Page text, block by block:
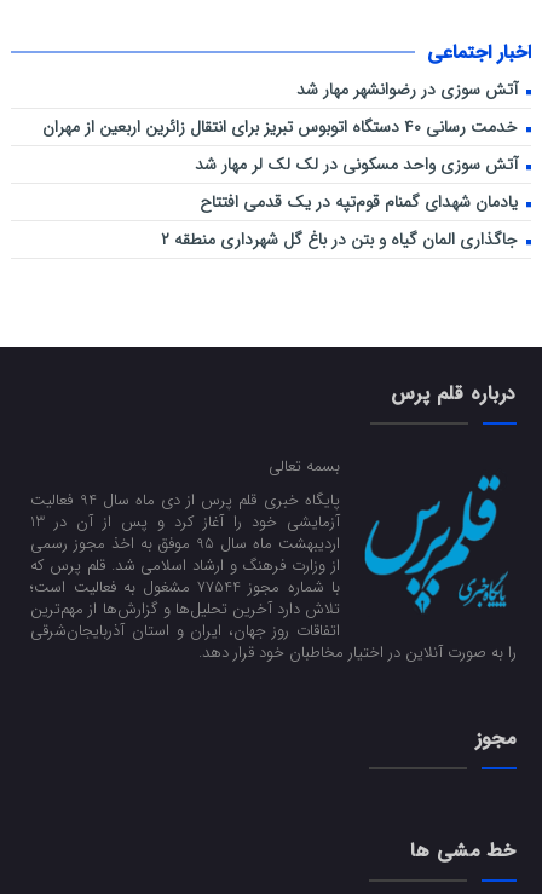
اخبار اجتماعی
آتش سوزی در رضوانشهر مهار شد
خدمت رسانی ۴۰ دستگاه اتوبوس تبریز برای انتقال زائرین اربعین از مهران
آتش سوزی واحد مسکونی در لک لک لر مهار شد
یادمان شهدای گمنام قوم‌تپه در یک قدمی افتتاح
جاگذاری المان گیاه و بتن در باغ گل شهرداری منطقه ۲
درباره قلم پرس
بسمه تعالی
پایگاه خبری قلم پرس از دی ماه سال 94 فعالیت
آزمایشی خود را آغاز کرد و پس از آن در 13
اردیبهشت ماه سال 95 موفق به اخذ مجوز رسمی
از وزارت فرهنگ و ارشاد اسلامی شد. قلم پرس که
با شماره مجوز 77544 مشغول به فعالیت است؛
تلاش دارد آخرین تحلیل‌ها و گزارش‌ها از مهم‌ترین
اتفاقات روز جهان، ایران و استان آذربایجان‌شرقی
را به صورت آنلاین در اختیار مخاطبان خود قرار دهد.
مجوز
خط مشی ها